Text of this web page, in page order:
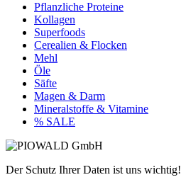
Pflanzliche Proteine
Kollagen
Superfoods
Cerealien & Flocken
Mehl
Öle
Säfte
Magen & Darm
Mineralstoffe & Vitamine
% SALE
Der Schutz Ihrer Daten ist uns wichtig!